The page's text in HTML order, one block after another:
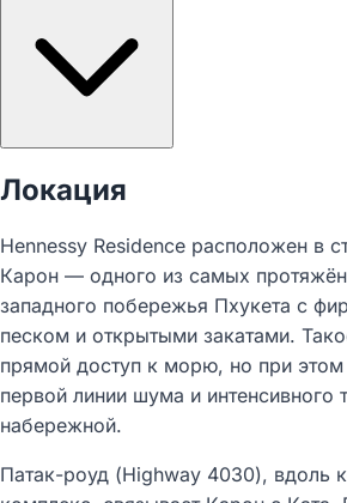
Локация
Hennessy Residence расположен в
Карон — одного из самых
западного побережья Пхукета с
песком и открытыми закатами.
прямой доступ к морю, но при
первой линии шума и интенсивного
набережной.​
Патак-роуд (Highway 4030), вдоль